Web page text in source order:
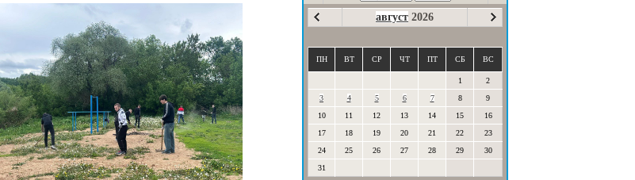
август 2026
ПН ВТ СР ЧТ ПТ СБ ВС
1
2
3
4 5 6 7 8
9
10
11 12 13 14 15
16
17
18 19 20 21 22
23
24
25 26 27 28 29
30
31